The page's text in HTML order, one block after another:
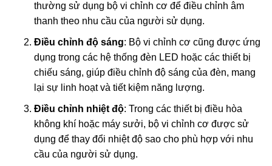
thường sử dụng bộ vi chỉnh cơ để điều chỉnh âm
thanh theo nhu cầu của người sử dụng.
Điều chỉnh độ sáng: Bộ vi chỉnh cơ cũng được ứng
dụng trong các hệ thống đèn LED hoặc các thiết bị
chiếu sáng, giúp điều chỉnh độ sáng của đèn, mang
lại sự linh hoạt và tiết kiệm năng lượng.
Điều chỉnh nhiệt độ: Trong các thiết bị điều hòa
không khí hoặc máy sưởi, bộ vi chỉnh cơ được sử
dụng để thay đổi nhiệt độ sao cho phù hợp với nhu
cầu của người sử dụng.